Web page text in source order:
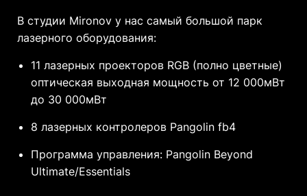
В студии Mironov у нас самый большой парк
лазерного оборудования:
11 лазерных проекторов RGB (полно цветные)
оптическая выходная мощность от 12 000мВт
до 30 000мВт
8 лазерных контролеров Pangolin fb4
Программа управления: Pangolin Beyond
Ultimate/Essentials